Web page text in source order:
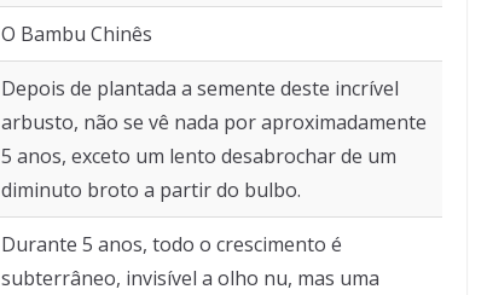
O Bambu Chinês
Depois de plantada a semente deste incrível
arbusto, não se vê nada por aproximadamente
5 anos, exceto um lento desabrochar de um
diminuto broto a partir do bulbo.
Durante 5 anos, todo o crescimento é
subterrâneo, invisível a olho nu, mas uma